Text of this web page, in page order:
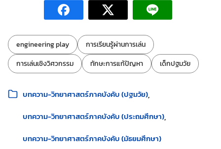
ป้ายกำกับ:
engineering play
การเรียนรู้ผ่านการเล่น
การเล่นเชิงวิศวกรรม
ทักษะการแก้ปัญหา เด็กปฐมวัย
หมวดหมู่:
บทความ-วิทยาศาสตร์ภาคบังคับ (ปฐมวัย)
บทความ-วิทยาศาสตร์ภาคบังคับ (ประถมศึกษา)
บทความ-วิทยาศาสตร์ภาคบังคับ (มัธยมศึกษา)